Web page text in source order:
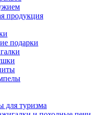
продукция
подарки
для туризма